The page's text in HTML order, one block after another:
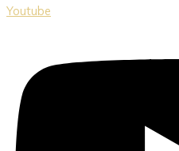
Youtube